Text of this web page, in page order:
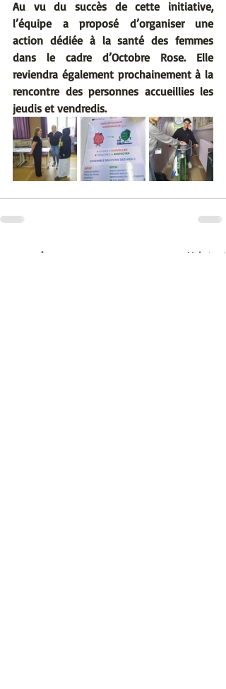
Au vu du succès de cette initiative,
l’équipe a proposé d’organiser une
action dédiée à la santé des femmes
dans le cadre d’Octobre Rose. Elle
reviendra également prochainement à la
rencontre des personnes accueillies les
jeudis et vendredis.
Posts récents Voir tout